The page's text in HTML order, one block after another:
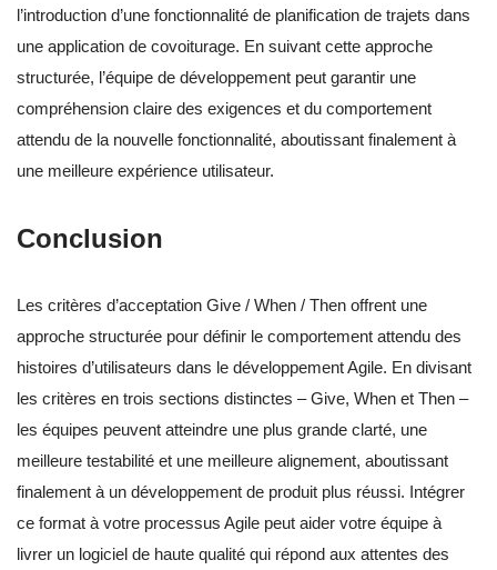
l’introduction d’une fonctionnalité de planification de trajets dans
une application de covoiturage. En suivant cette approche
structurée, l’équipe de développement peut garantir une
compréhension claire des exigences et du comportement
attendu de la nouvelle fonctionnalité, aboutissant finalement à
une meilleure expérience utilisateur.
Conclusion
Les critères d’acceptation Give / When / Then offrent une
approche structurée pour définir le comportement attendu des
histoires d’utilisateurs dans le développement Agile. En divisant
les critères en trois sections distinctes – Give, When et Then –
les équipes peuvent atteindre une plus grande clarté, une
meilleure testabilité et une meilleure alignement, aboutissant
finalement à un développement de produit plus réussi. Intégrer
ce format à votre processus Agile peut aider votre équipe à
livrer un logiciel de haute qualité qui répond aux attentes des